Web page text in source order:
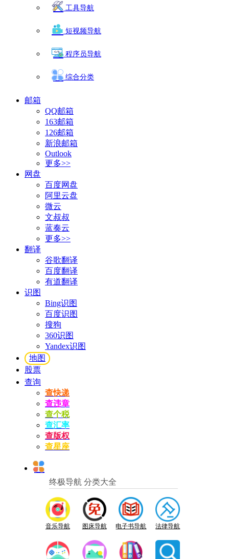
工具导航
短视频导航
程序员导航
综合分类
邮箱
QQ邮箱
163邮箱
126邮箱
新浪邮箱
Outlook
更多>>
网盘
百度网盘
阿里云盘
微云
文叔叔
蓝奏云
更多>>
翻译
谷歌翻译
百度翻译
有道翻译
识图
Bing识图
百度识图
搜狗
360识图
Yandex识图
地图
股票
查询
查快递
查违章
查个税
查汇率
查版权
查星座
终极导航 分类大全
音乐导航 图床导航 电子书导航 法律导航